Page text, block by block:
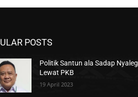
POSTS
Politik Santun ala Sadap Nyaleg
Lewat PKB
19 April 2023